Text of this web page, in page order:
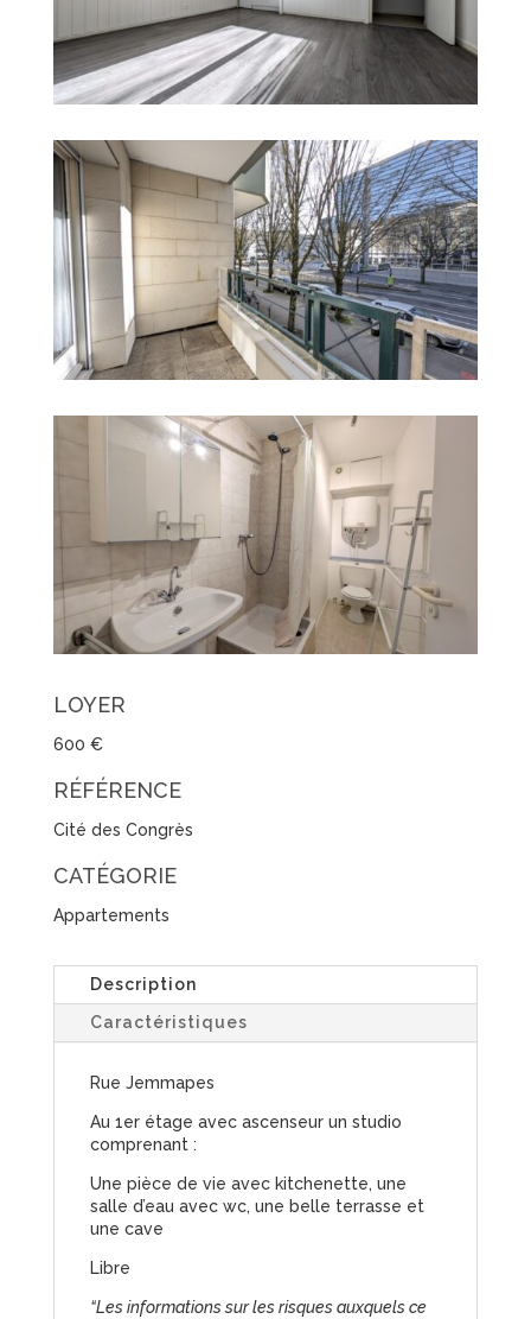
LOYER
600 €
RÉFÉRENCE
Cité des Congrès
CATÉGORIE
Appartements
Description
Caractéristiques
Rue Jemmapes
Au 1er étage avec ascenseur un studio
comprenant :
Une pièce de vie avec kitchenette, une
salle d’eau avec wc, une belle terrasse et
une cave
Libre
“Les informations sur les risques auxquels ce